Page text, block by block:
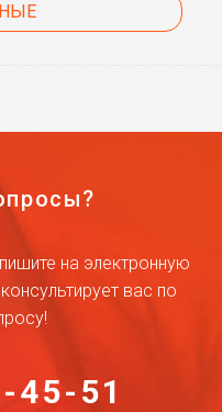
на электронную
вас по
45-51